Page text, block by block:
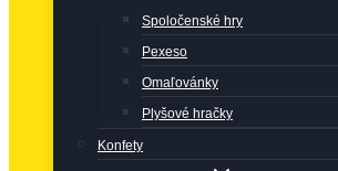
Spoločenské hry
Pexeso
Omaľovánky
Plyšové hračky
Konfety